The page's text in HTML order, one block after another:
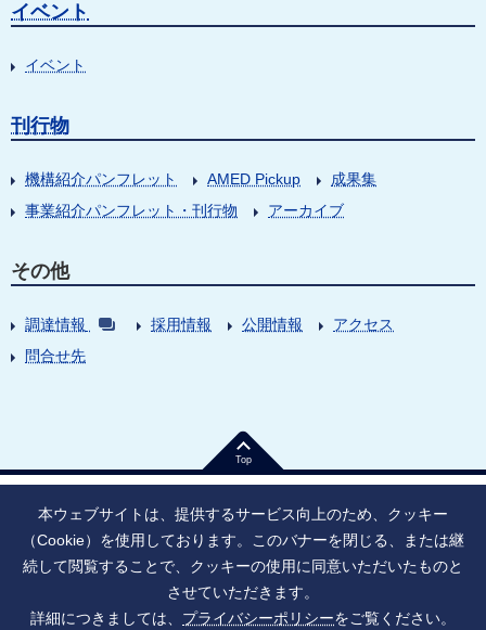
イベント
イベント
刊行物
機構紹介パンフレット AMED Pickup
成果集
事業紹介パンフレット・刊行物
アーカイブ
その他
調達情報 採用情報 公開情報
アクセス
問合せ先
Top
法人番号：9010005023796 東京都千代田区大手町1丁目7番1号
寄附のお願い
ご利用上の注意
ソーシャル・ネットワーキング・サービス運用ポリシー
本ウェブサイトは、提供するサービス向上のため、クッキー
（Cookie）を使用しております。このバナーを閉じる、または継
続して閲覧することで、クッキーの使用に同意いただいたものと
させていただきます。
詳細につきましては、 プライバシーポリシーをご覧ください。